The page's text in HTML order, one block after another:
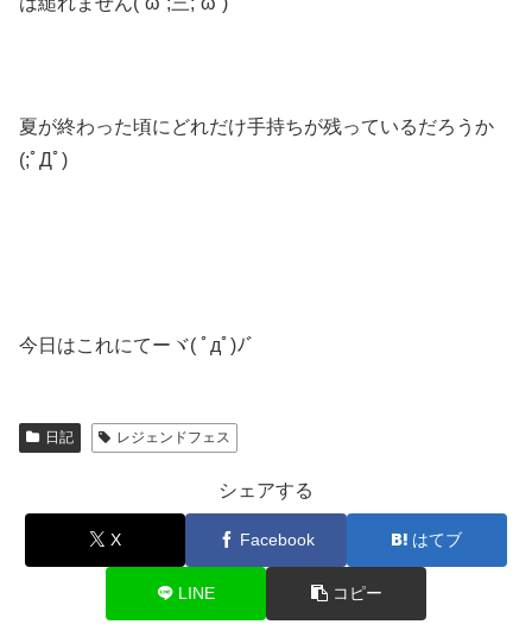
夏が終わった頃にどれだけ手持ちが残っているだろうか
(;ﾟДﾟ)
今日はこれにてーヾ( ﾟдﾟ)ﾉ゛
日記 レジェンドフェス
シェアする
X Facebook はてブ
LINE コピー